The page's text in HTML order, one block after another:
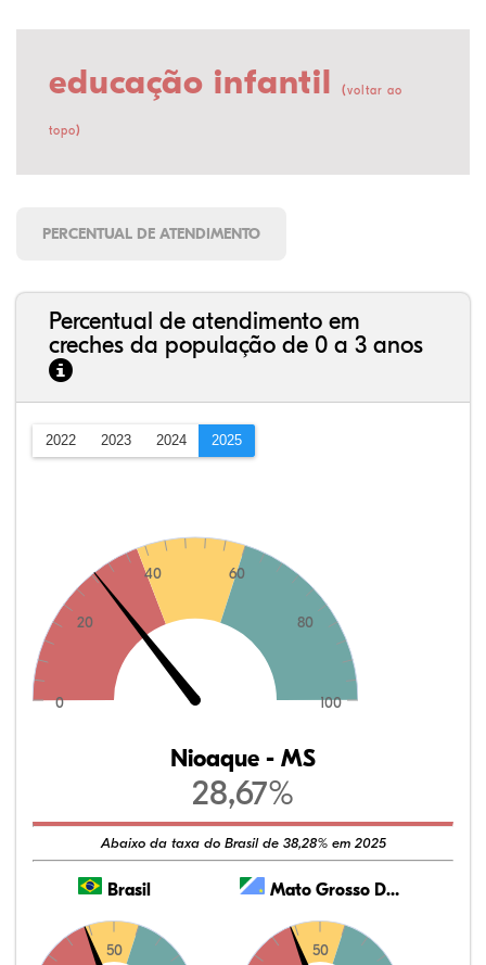
educação infantil (voltar ao
topo)
PERCENTUAL DE ATENDIMENTO
Percentual de atendimento em
creches da população de 0 a 3 anos
2022 2023 2024 2025
0
20
40 60
80
100
Nioaque - MS
28,67%
Abaixo da taxa do Brasil de 38,28% em 2025
Brasil
50
Mato Grosso Do Sul
50